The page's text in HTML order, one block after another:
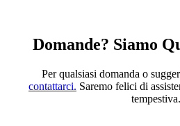
Domande? Siamo
Per qualsiasi domanda o
contattarci. Saremo felici di
tempestiva.